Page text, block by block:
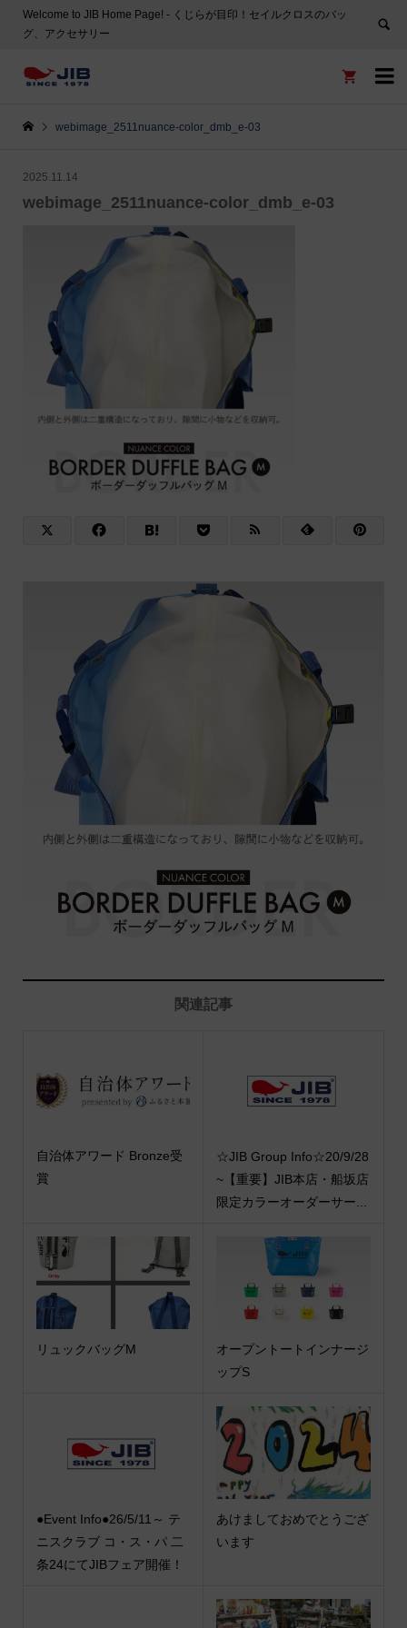
Welcome to JIB Home Page! ‐ くじらが目印！セイルクロスのバッ
グ、アクセサリー


webimage_2511nuance-color_dmb_e-03
2025.11.14
webimage_2511nuance-color_dmb_e-03
関連記事
自治体アワード Bronze受
賞
☆JIB Group Info☆20/9/28
~【重要】JIB本店・船坂店
限定カラーオーダーサー...
リュックバッグM
オープントートインナージ
ップS
●Event Info●26/5/11～ テ
ニスクラブ コ・ス・パ 二
条24にてJIBフェア開催！
あけましておめでとうござ
います